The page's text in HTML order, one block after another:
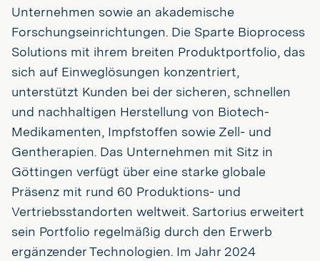
Unternehmen sowie an akademische
Forschungseinrichtungen. Die Sparte Bioprocess
Solutions mit ihrem breiten Produktportfolio, das
sich auf Einweglösungen konzentriert,
unterstützt Kunden bei der sicheren, schnellen
und nachhaltigen Herstellung von Biotech-
Medikamenten, Impfstoffen sowie Zell- und
Gentherapien. Das Unternehmen mit Sitz in
Göttingen verfügt über eine starke globale
Präsenz mit rund 60 Produktions- und
Vertriebsstandorten weltweit. Sartorius erweitert
sein Portfolio regelmäßig durch den Erwerb
ergänzender Technologien. Im Jahr 2024